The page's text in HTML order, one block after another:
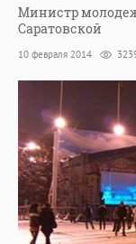
Министр
Саратовской
10 февраля 2014